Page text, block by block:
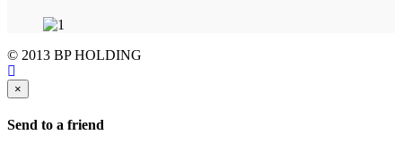
© 2013 BP HOLDING
×
Send to a friend